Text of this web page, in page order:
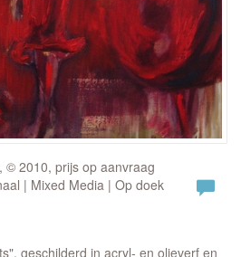
© 2010, prijs op aanvraag
| Mixed Media | Op doek
geschilderd in acryl- en olieverf en